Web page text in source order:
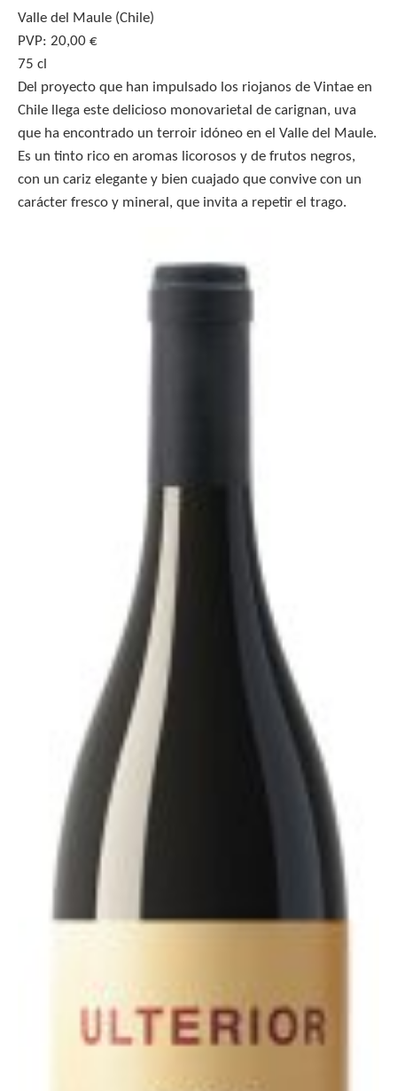
Valle del Maule (Chile)
PVP: 20,00 €
75 cl
Del proyecto que han impulsado los riojanos de Vintae en
Chile llega este delicioso monovarietal de carignan, uva
que ha encontrado un terroir idóneo en el Valle del Maule.
Es un tinto rico en aromas licorosos y de frutos negros,
con un cariz elegante y bien cuajado que convive con un
carácter fresco y mineral, que invita a repetir el trago.